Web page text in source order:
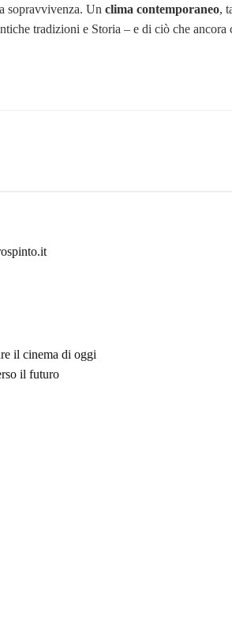
sopravvivenza. Un clima contemporaneo,
tradizioni e Storia – e di ciò che ancora
il cinema di oggi
il futuro